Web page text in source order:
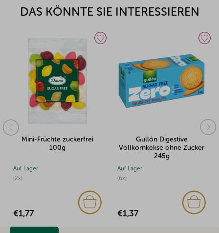
DAS KÖNNTE SIE INTERESSIEREN
Mini-Früchte zuckerfrei
100g
(2x)
Auf Lager
€1,77
Gullón Digestive
Vollkornkekse ohne Zucker
245g
(6x)
Auf Lager
€1,37